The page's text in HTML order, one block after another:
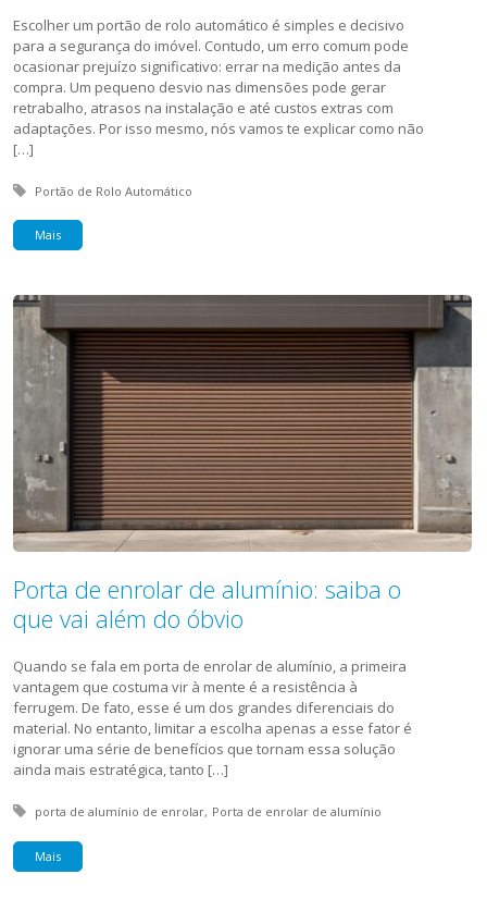
Escolher um portão de rolo automático é simples e decisivo
para a segurança do imóvel. Contudo, um erro comum pode
ocasionar prejuízo significativo: errar na medição antes da
compra. Um pequeno desvio nas dimensões pode gerar
retrabalho, atrasos na instalação e até custos extras com
adaptações. Por isso mesmo, nós vamos te explicar como não
[…]
Tagged with:
Portão de Rolo Automático
Mais
Porta de enrolar de alumínio: saiba o
que vai além do óbvio
Quando se fala em porta de enrolar de alumínio, a primeira
vantagem que costuma vir à mente é a resistência à
ferrugem. De fato, esse é um dos grandes diferenciais do
material. No entanto, limitar a escolha apenas a esse fator é
ignorar uma série de benefícios que tornam essa solução
ainda mais estratégica, tanto […]
Tagged with:
porta de alumínio de enrolar Porta de enrolar de alumínio
Mais